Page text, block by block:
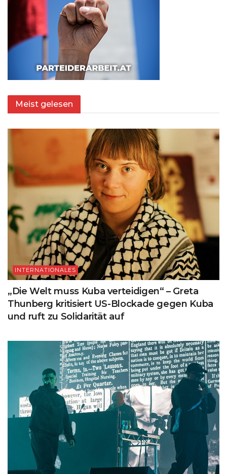
Meist gelesen
INTERNATIONALES
„Die Welt muss Kuba verteidigen“ – Greta
Thunberg kritisiert US-Blockade gegen Kuba
und ruft zu Solidarität auf